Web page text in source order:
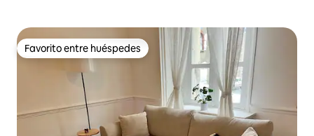
Favorito entre huéspedes
Favorito entre huéspedes